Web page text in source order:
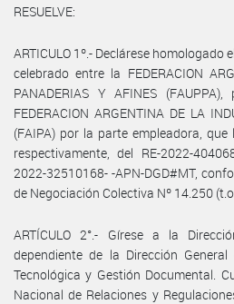
RESUELVE:
ARTICULO 1º.- Declárese homologado
celebrado entre la FEDERACION
PANADERIAS Y AFINES
FEDERACION ARGENTINA DE LA
(FAIPA) por la parte empleadora,
respectivamente, del RE-2022-
2022-32510168- -APN-DGD#MT,
de Negociación Colectiva Nº 14.250
ARTÍCULO 2°.- Gírese a la
dependiente de la Dirección
Tecnológica y Gestión Documental.
Nacional de Relaciones y